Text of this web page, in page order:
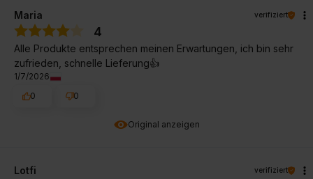
Original anzeigen
Maria verifiziert
4
Alle Produkte entsprechen meinen Erwartungen, ich bin sehr
zufrieden, schnelle Lieferung👍
1/7/2026
0
0
Lotfi verifiziert